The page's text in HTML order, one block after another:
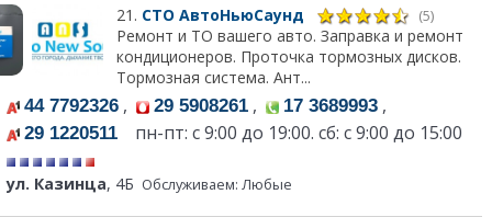
21. СТО АвтоНьюСаунд (5)
Ремонт и ТО вашего авто. Заправка и ремонт
кондиционеров. Проточка тормозных дисков.
Тормозная система. Ант...
44 7792326 , 29 5908261 , 17 3689993 ,
29 1220511 пн-пт: с 9:00 до 19:00. сб: с 9:00 до 15:00
ул. Казинца, 4Б Обслуживаем: Любые